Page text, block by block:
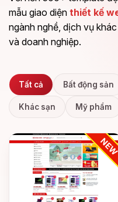
mẫu giao diện thiết kế
ngành nghề, dịch vụ
và doanh nghiệp.
Tất cả Bất động sản
Khác sạn Mỹ phẩm